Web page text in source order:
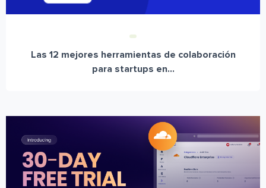
Las 12 mejores herramientas de colaboración
para startups en...